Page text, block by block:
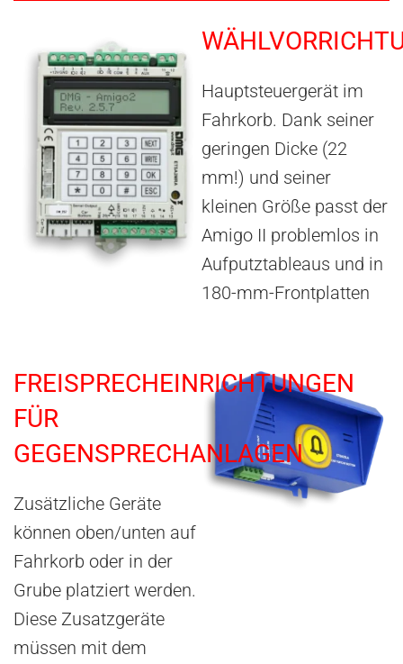
Hauptsteuergerät im
Fahrkorb. Dank seiner
geringen Dicke (22
mm!) und seiner
kleinen Größe passt der
Amigo II problemlos in
Aufputztableaus und in
180-mm-Frontplatten
FREISPRECHEINRICHTUNGEN
FÜR
GEGENSPRECHANLAGEN
Zusätzliche Geräte
können oben/unten auf
Fahrkorb oder in der
Grube platziert werden.
Diese Zusatzgeräte
müssen mit dem